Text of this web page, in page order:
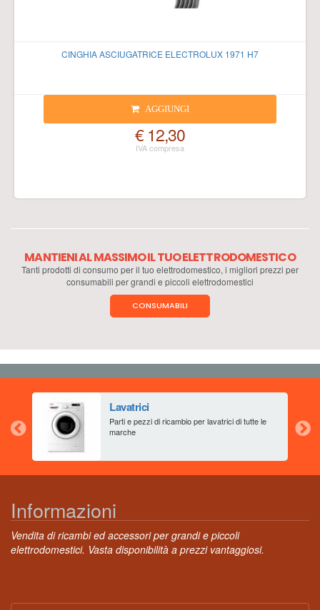
CINGHIA ASCIUGATRICE ELECTROLUX 1971 H7
AGGIUNGI
€ 12,30
MANTIENI AL MASSIMO IL TUO ELETTRODOMESTICO
Tanti prodotti di consumo per il tuo elettrodomestico, i migliori prezzi per
consumabili per grandi e piccoli elettrodomestici
CONSUMABILI
Lavatrici
Parti e pezzi di ricambio per lavatrici di tutte le
marche
Informazioni
Vendita di ricambi ed accessori per grandi e piccoli
elettrodomestici. Vasta disponibilità a prezzi vantaggiosi.